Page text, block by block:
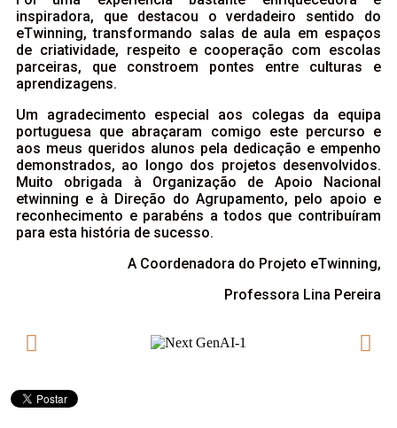
inspiradora, que destacou o verdadeiro sentido do
eTwinning, transformando salas de aula em espaços
de criatividade, respeito e cooperação com escolas
parceiras, que constroem pontes entre culturas e
aprendizagens.
Um agradecimento especial aos colegas da equipa
portuguesa que abraçaram comigo este percurso e
aos meus queridos alunos pela dedicação e empenho
demonstrados, ao longo dos projetos desenvolvidos.
Muito obrigada à Organização de Apoio Nacional
etwinning e à Direção do Agrupamento, pelo apoio e
reconhecimento e parabéns a todos que contribuíram
para esta história de sucesso.
A Coordenadora do Projeto eTwinning,
Professora Lina Pereira